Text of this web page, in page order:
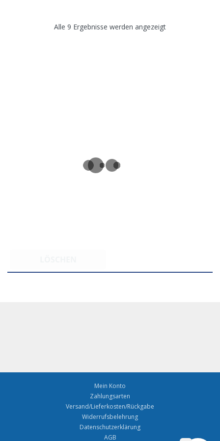
Alle 9 Ergebnisse werden angezeigt
Mein Konto
Zahlungsarten
Versand/Lieferkosten/Rückgabe
Widerrufsbelehrung
Datenschutzerklärung
AGB